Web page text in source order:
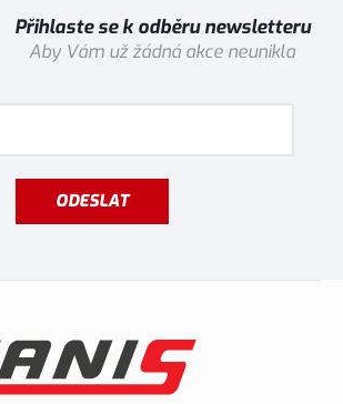
Přihlaste se k odběru newsletteru
Aby Vám už žádná akce neunikla
ODESLAT